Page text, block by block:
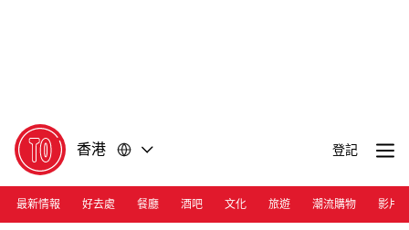
香港 登記
最新情報 好去處 餐廳 酒吧 文化 旅遊 潮流購物 影片
Photograph: Calvin Sit